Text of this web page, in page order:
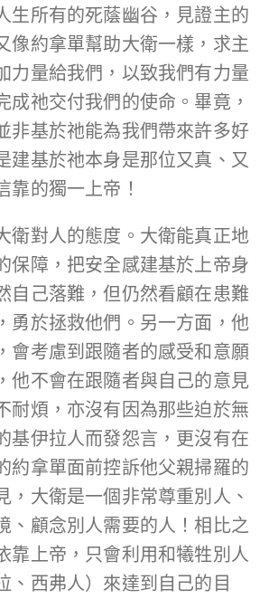
生所有的死蔭幽谷，見證主的
像約拿單幫助大衛一樣，求主
力量給我們，以致我們有力量
成祂交付我們的使命。畢竟，
非基於祂能為我們帶來許多好
建基於祂本身是那位又真、又
靠的獨一上帝！
衛對人的態度。大衛能真正地
保障，把安全感建基於上帝身
自己落難，但仍然看顧在患難
勇於拯救他們。另一方面，他
會考慮到跟隨者的感受和意願
他不會在跟隨者與自己的意見
耐煩，亦沒有因為那些迫於無
基伊拉人而發怨言，更沒有在
約拿單面前控訴他父親掃羅的
，大衛是一個非常尊重別人、
、顧念別人需要的人！相比之
靠上帝，只會利用和犧牲別人
、西弗人）來達到自己的目